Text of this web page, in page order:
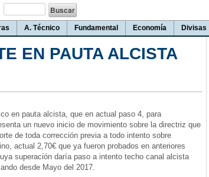
A. Técnico Fundamental Economía Divisas
EN PAUTA ALCISTA
en pauta alcista, que en actual paso 4, para
un nuevo inicio de movimiento sobre la directriz que
de toda corrección previa a todo intento sobre
actual 2,70€ que ya fueron probados en anteriores
superación daría paso a intento techo canal alcista
desde Mayo del 2017.